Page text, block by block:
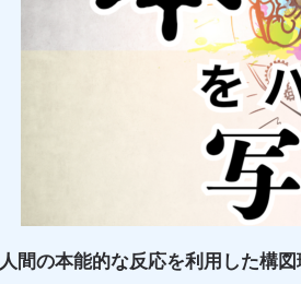
人間の本能的な反応を利用した構